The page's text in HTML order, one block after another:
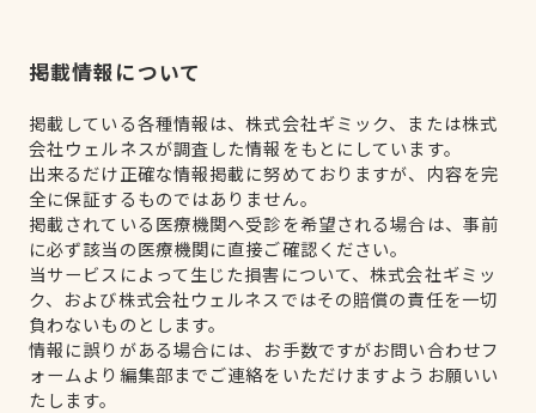
掲載情報について
掲載している各種情報は、株式会社ギミック、または株式
会社ウェルネスが調査した情報をもとにしています。
出来るだけ正確な情報掲載に努めておりますが、内容を完
全に保証するものではありません。
掲載されている医療機関へ受診を希望される場合は、事前
に必ず該当の医療機関に直接ご確認ください。
当サービスによって生じた損害について、株式会社ギミッ
ク、および株式会社ウェルネスではその賠償の責任を一切
負わないものとします。
情報に誤りがある場合には、お手数ですがお問い合わせフ
ォームより編集部までご連絡をいただけますようお願いい
たします。